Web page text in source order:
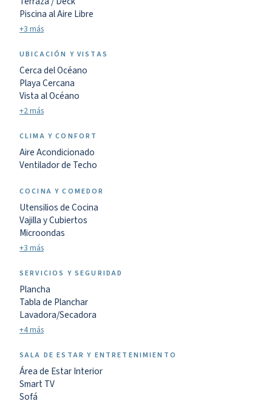
Piscina al Aire Libre
+3 más
UBICACIÓN Y VISTAS
Cerca del Océano
Playa Cercana
Vista al Océano
+2 más
CLIMA Y CONFORT
Aire Acondicionado
Ventilador de Techo
COCINA Y COMEDOR
Utensilios de Cocina
Vajilla y Cubiertos
Microondas
+3 más
SERVICIOS Y SEGURIDAD
Plancha
Tabla de Planchar
Lavadora/Secadora
+4 más
SALA DE ESTAR Y ENTRETENIMIENTO
Área de Estar Interior
Smart TV
Sofá